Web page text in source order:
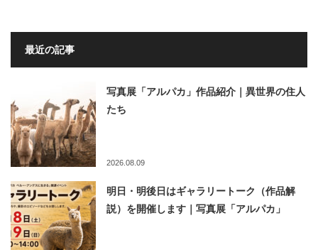
最近の記事
写真展「アルパカ」作品紹介｜異世界の住人
たち
2026.08.09
明日・明後日はギャラリートーク（作品解
説）を開催します｜写真展「アルパカ」